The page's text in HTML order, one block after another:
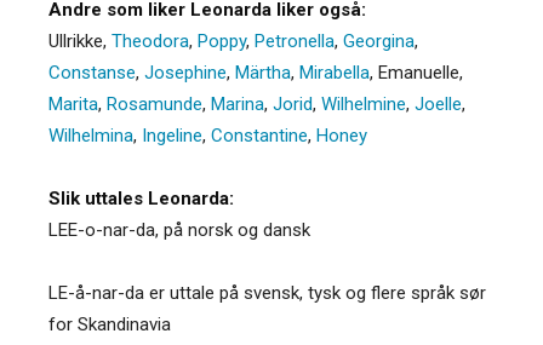
Andre som liker Leonarda liker også:
Ullrikke, Theodora, Poppy, Petronella, Georgina,
Constanse, Josephine, Märtha, Mirabella, Emanuelle,
Marita, Rosamunde, Marina, Jorid, Wilhelmine, Joelle,
Wilhelmina, Ingeline, Constantine, Honey
Slik uttales Leonarda:
LEE-o-nar-da, på norsk og dansk
LE-å-nar-da er uttale på svensk, tysk og flere språk sør
for Skandinavia